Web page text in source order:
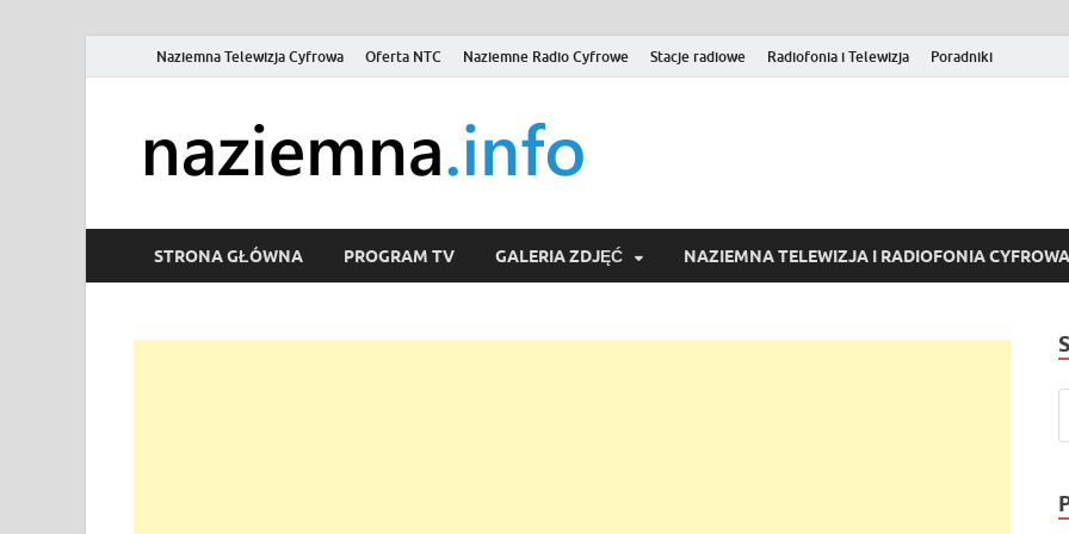
Naziemna Telewizja Cyfrowa Oferta NTC Naziemne Radio Cyfrowe Stacje radiowe Radiofonia i Telewizja Poradniki
Wideo online, VOD
STRONA GŁÓWNA PROGRAM TV GALERIA ZDJĘĆ NAZIEMNA TELEWIZJA I RADIOFONIA CYFROWA